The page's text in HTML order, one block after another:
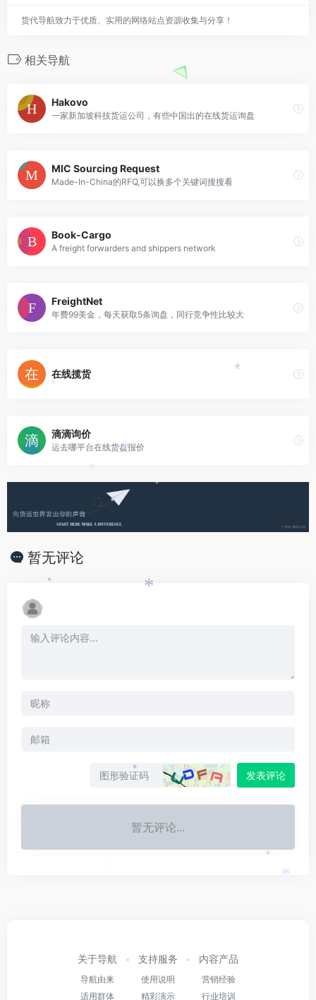
货代导航致力于优质、实用的网络站点资源收集与分享！
相关导航
Hakovo
一家新加坡科技货运公司，有些中国出的在线货运询盘
MIC Sourcing Request
Made-In-China的RFQ,可以换多个关键词搜搜看
Book-Cargo
A freight forwarders and shippers network
FreightNet
年费99美金，每天获取5条询盘，同行竞争性比较大
在线揽货
滴滴询价
运去哪平台在线货盘报价
暂无评论
发表评论
暂无评论...
关于导航
导航由来
适用群体
支持服务
使用说明
精彩演示
内容产品
营销经验
行业培训
*
*
*